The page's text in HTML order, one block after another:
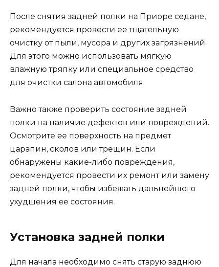
После снятия задней полки на Приоре седане,
рекомендуется провести ее тщательную
очистку от пыли, мусора и других загрязнений.
Для этого можно использовать мягкую
влажную тряпку или специальное средство
для очистки салона автомобиля.
Важно также проверить состояние задней
полки на наличие дефектов или повреждений.
Осмотрите ее поверхность на предмет
царапин, сколов или трещин. Если
обнаружены какие-либо повреждения,
рекомендуется провести их ремонт или замену
задней полки, чтобы избежать дальнейшего
ухудшения ее состояния.
Установка задней полки
Для начала необходимо снять старую заднюю